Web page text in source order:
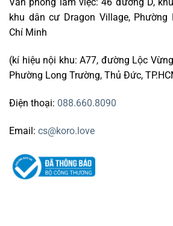
khu dân cư Dragon Village, Phường
Chí Minh
(kí hiệu nội khu: A77, đường Lộc
Phường Long Trường, Thủ Đức,
Điện thoại: 088.660.8090
Email: cs@koro.love